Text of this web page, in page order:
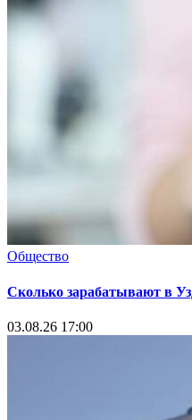
Общество
Сколько зарабатывают в
03.08.26 17:00